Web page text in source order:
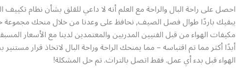
احصل على راحة البال والراحة مع العلم أنه لا داعي للقلق بشأن نظام
يبقيك باردًا طوال فصل الصيف, نحافظ على وعدنا من خلال منحك مجموعة
مكيفات الهواء من قبل الفنيين المدربين والمعتمدين لدينا مع الأسعار
أبدًا أكثر مما تم اقتباسه – مما يمنحك الراحة وراحة البال لاتخاذ قرار
الهواء قبل بدء أي عمل. فقط اتصل بالتراث. تم حل المشكلة!